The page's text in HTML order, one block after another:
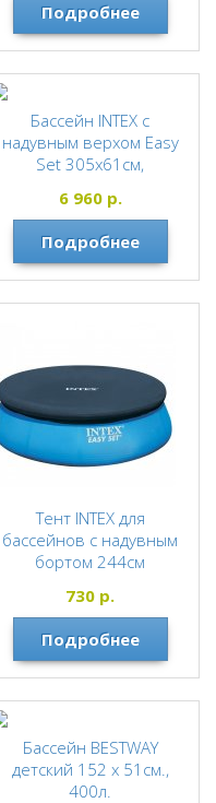
Подробнее
Бассейн INTEX с
надувным верхом Easy
Set 305х61см,
INTEX
6 960р.
Подробнее
Тент INTEX для
бассейнов с надувным
бортом 244см
INTEX
730 р.
Подробнее
Бассейн BESTWAY
детский 152 х 51см.,
400л.